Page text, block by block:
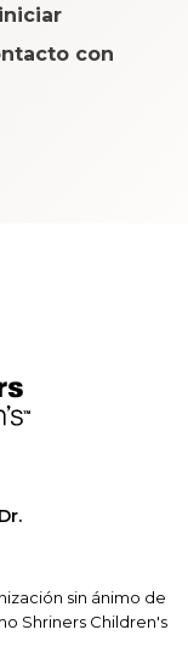
con
sin ánimo de
Shriners Children's